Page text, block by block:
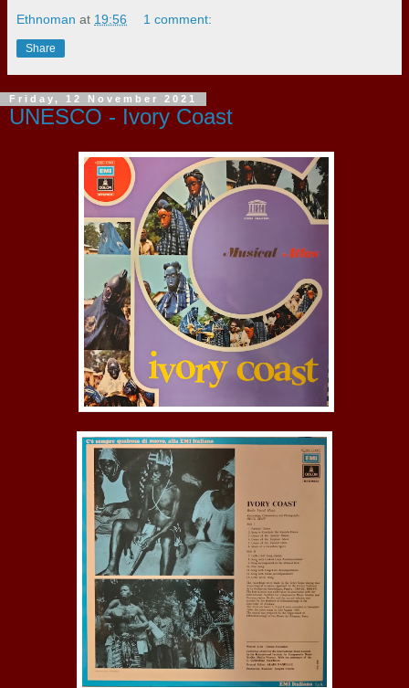
Ethnoman at 19:56 1 comment:
Share
Friday, 12 November 2021
UNESCO - Ivory Coast